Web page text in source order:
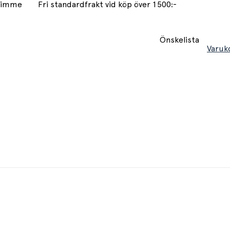
Fri standardfrakt vid köp över 1500:-
Önskelista